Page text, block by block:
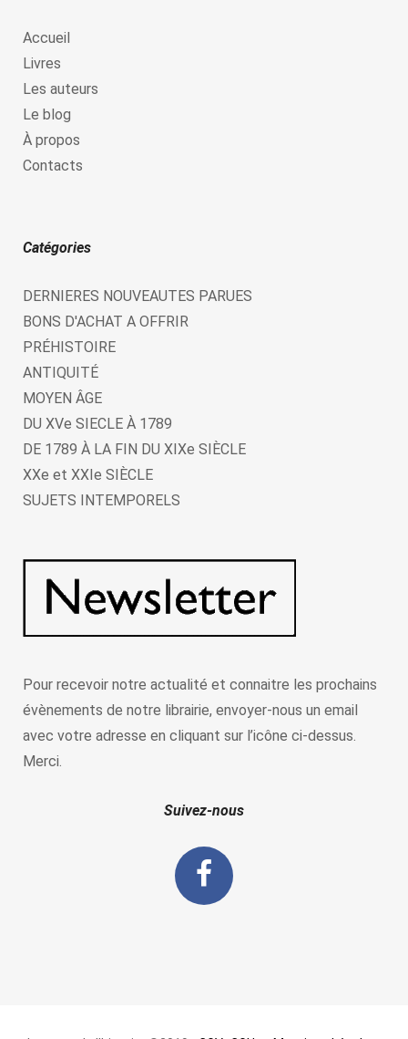
Accueil
Livres
Les auteurs
Le blog
À propos
Contacts
Catégories
DERNIERES NOUVEAUTES PARUES
BONS D'ACHAT A OFFRIR
PRÉHISTOIRE
ANTIQUITÉ
MOYEN ÂGE
DU XVe SIECLE À 1789
DE 1789 À LA FIN DU XIXe SIÈCLE
XXe et XXIe SIÈCLE
SUJETS INTEMPORELS
Pour recevoir notre actualité et connaitre les prochains
évènements de notre librairie, envoyer-nous un email
avec votre adresse en cliquant sur l’icône ci-dessus.
Merci.
Suivez-nous